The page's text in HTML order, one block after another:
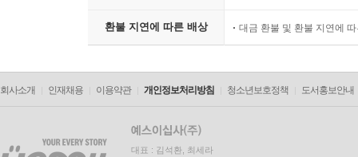
환불 지연에 따른 배상 대금 환불 및 환불 지연에
회사소개 인재채용 이용약관 개인정보처리방침 청소년보호정책 도서홍보안내
대표 : 김석환, 최세라